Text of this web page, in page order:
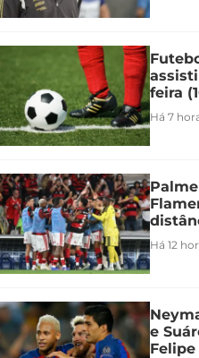
feira
Há 7
Há 12
e
Felipe